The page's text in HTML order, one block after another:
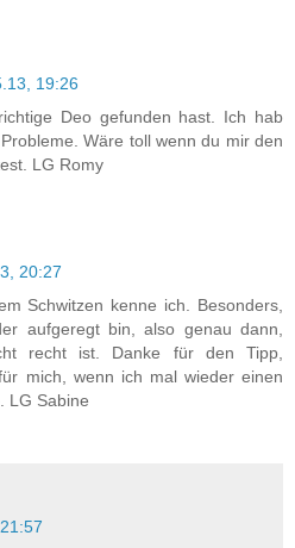
19:26
Deo gefunden hast. Ich hab
Wäre toll wenn du mir den
LG Romy
20:27
Schwitzen kenne ich. Besonders,
aufgeregt bin, also genau dann,
recht ist. Danke für den Tipp,
mich, wenn ich mal wieder einen
LG Sabine